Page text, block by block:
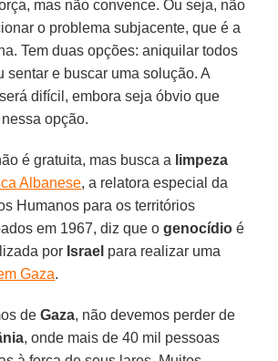
mas não convence. Ou seja, não
o problema subjacente, que é a
Tem duas opções: aniquilar todos
sentar e buscar uma solução. A
difícil, embora seja óbvio que
opção.
é gratuita, mas busca a limpeza
Albanese, a relatora especial da
Humanos para os territórios
em 1967, diz que ogenocídio é
por Israel para realizar uma
Gaza.
deGaza, não devemos perder de
, onde mais de 40 mil pessoas